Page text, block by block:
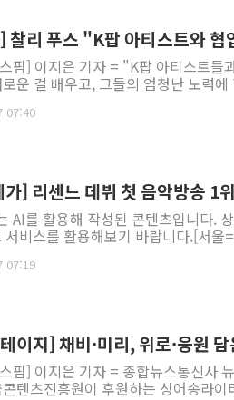
찰리 푸스 "K팝 아티스트와
핌] 이지은 기자 = "K팝 아티스트들
운 걸 배우고, 그들의 엄청난 노력
07:40
] 리센느 데뷔 첫 음악방송 1
AI를 활용해 작성된 콘텐츠입니다.
서비스를 활용해보기 바랍니다.[서울
07:19
이지] 채비·미리, 위로·응원
핌] 이지은 기자 = 종합뉴스통신사
콘텐츠진흥원이 후원하는 싱어송라